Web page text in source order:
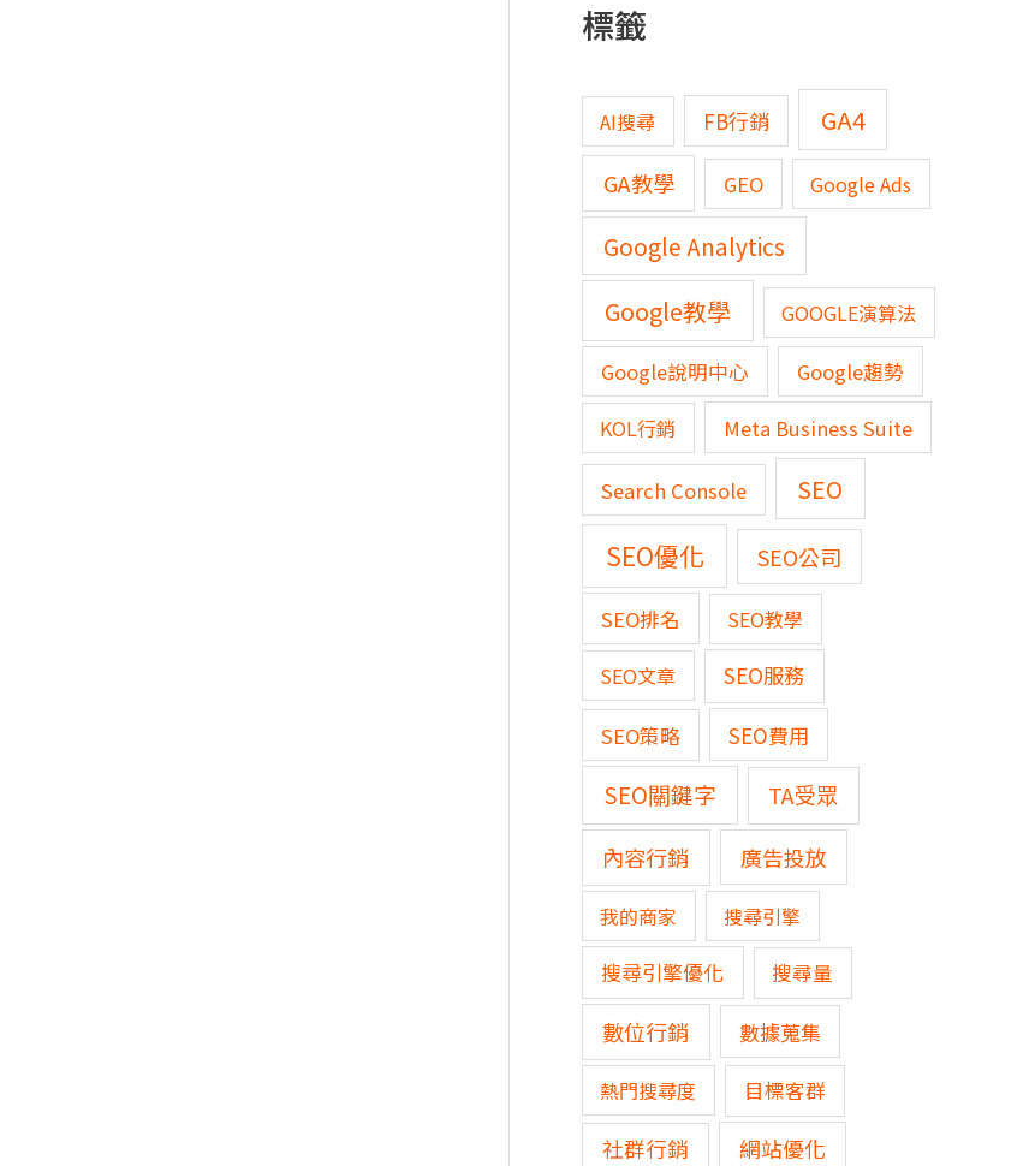
標籤
AI搜尋 FB行銷 GA4
GA教學 GEO Google Ads
Google Analytics
Google教學 GOOGLE演算法
Google說明中心
Google趨勢
KOL行銷
Meta Business Suite
Search Console SEO
SEO優化 SEO公司
SEO排名
SEO教學
SEO文章
SEO服務
SEO策略 SEO費用
SEO關鍵字
TA受眾
內容行銷
廣告投放
我的商家 搜尋引擎
搜尋引擎優化 搜尋量
數位行銷 數據蒐集
熱門搜尋度 目標客群
社群行銷 網站優化